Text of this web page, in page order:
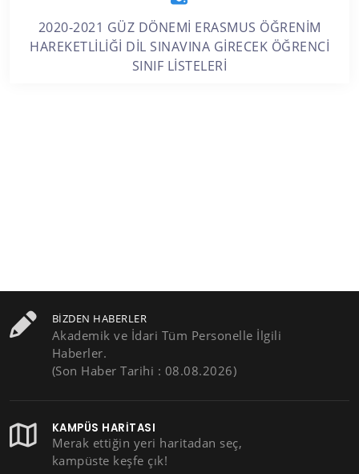
2020-2021 GÜZ DÖNEMİ ERASMUS ÖĞRENİM
HAREKETLİLİĞİ DİL SINAVINA GİRECEK ÖĞRENCİ
SINIF LİSTELERİ
BIZDEN HABERLER
Akademik ve İdari Tüm Personelle İlgili
Haberler.
(Son Haber Tarihi : 08.08.2026)
KAMPÜS HARITASI
Merak ettiğin yeri haritadan seç,
kampüste keşfe çık!